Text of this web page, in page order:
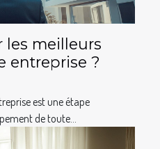
les meilleurs
entreprise ?
est une étape
de toute...